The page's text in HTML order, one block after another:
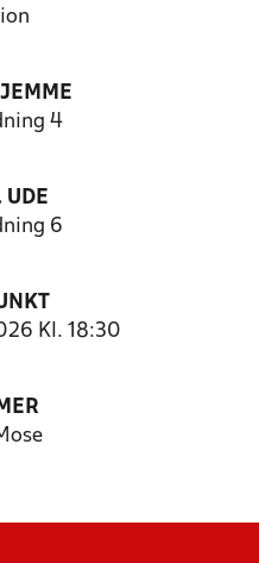
4
UDE
6
Kl. 18:30